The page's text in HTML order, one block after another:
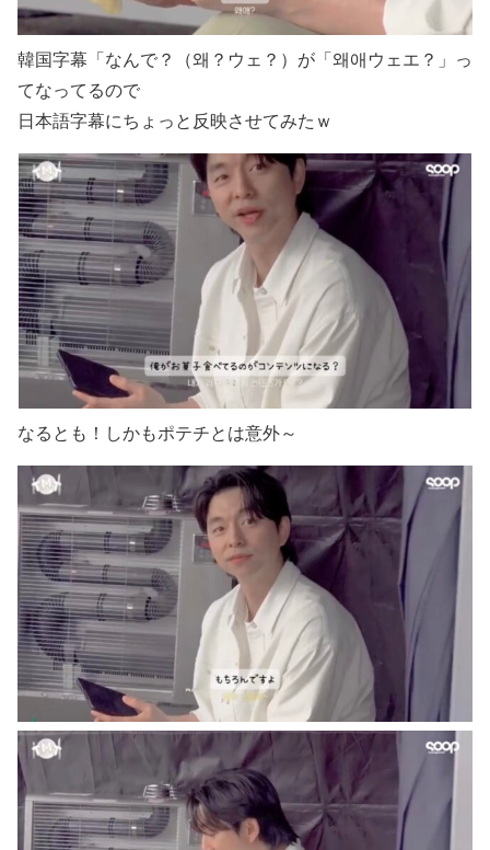
韓国字幕「なんで？（왜？ウェ？）が「왜애ウェエ？」っ
てなってるので
日本語字幕にちょっと反映させてみたｗ
なるとも！しかもポテチとは意外～